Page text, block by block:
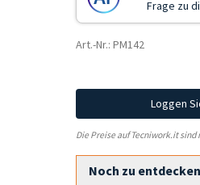
Frage zu
Art.-Nr.: PM142
Loggen
Die Preise auf Tecniwork.it
Noch zu